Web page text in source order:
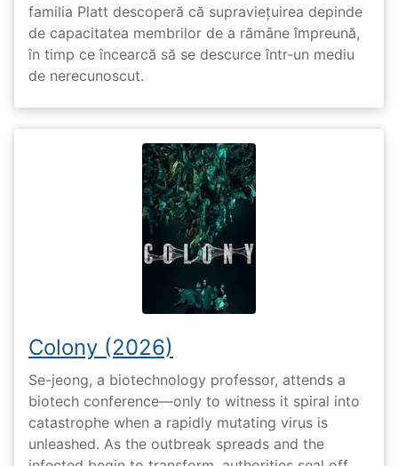
familia Platt descoperă că supraviețuirea depinde
de capacitatea membrilor de a rămâne împreună,
în timp ce încearcă să se descurce într-un mediu
de nerecunoscut.
Colony (2026)
Se-jeong, a biotechnology professor, attends a
biotech conference—only to witness it spiral into
catastrophe when a rapidly mutating virus is
unleashed. As the outbreak spreads and the